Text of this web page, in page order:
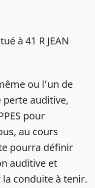
à 41 R JEAN
ou l’un de
perte auditive,
pour
au cours
pourra définir
auditive et
conduite à tenir.